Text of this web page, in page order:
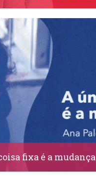
fixa é a mudança